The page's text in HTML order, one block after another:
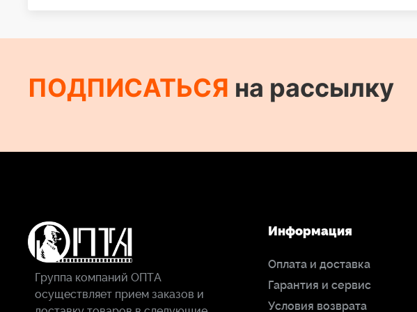
ПОДПИСАТЬСЯ на рассылку
Группа компаний ОПТА
осуществляет прием заказов и
Информация
Оплата и доставка
Гарантия и сервис
Условия возврата